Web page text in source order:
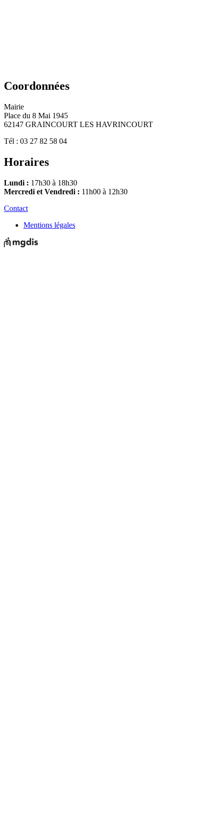
Coordonnées
Mairie
Place du 8 Mai 1945
62147 GRAINCOURT LES HAVRINCOURT
Tél : 03 27 82 58 04
Horaires
Lundi : 17h30 à 18h30
Mercredi et Vendredi : 11h00 à 12h30
Contact
Mentions légales